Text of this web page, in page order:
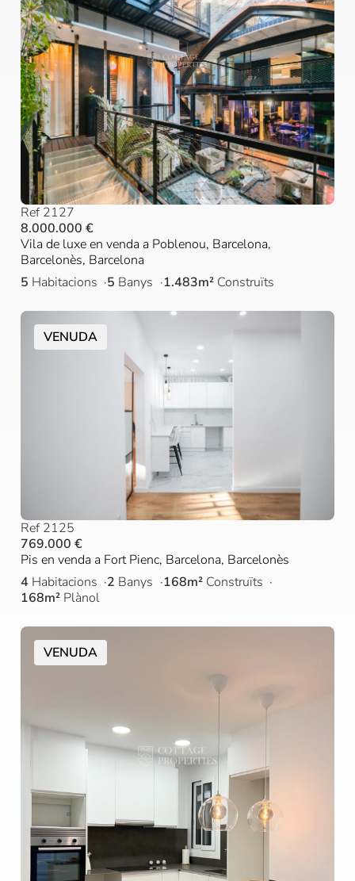
Ref 2127
8.000.000 €
Vila de luxe en venda a Poblenou, Barcelona,
Barcelonès, Barcelona
5 Habitacions 5 Banys 1.483m² Construïts
VENUDA
Ref 2125
769.000 €
Pis en venda a Fort Pienc, Barcelona, Barcelonès
4 Habitacions 2 Banys 168m² Construïts
168m² Plànol
VENUDA